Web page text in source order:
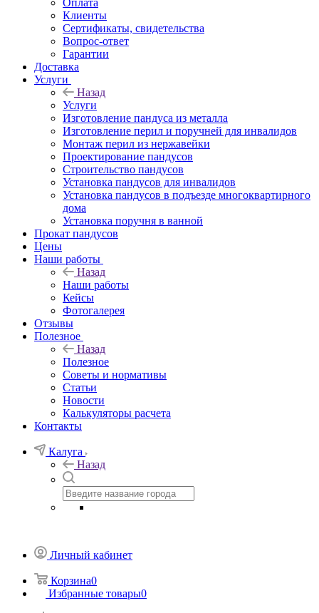
Оплата
Клиенты
Сертификаты, свидетельства
Вопрос-ответ
Гарантии
Доставка
Услуги
Назад
Услуги
Изготовление пандуса из металла
Изготовление перил и поручней для инвалидов
Монтаж перил из нержавейки
Проектирование пандусов
Строительство пандусов
Установка пандусов для инвалидов
Установка пандусов в подъезде многоквартирного
дома
Установка поручня в ванной
Прокат пандусов
Цены
Наши работы
Назад
Наши работы
Кейсы
Фотогалерея
Отзывы
Полезное
Назад
Полезное
Советы и нормативы
Статьи
Новости
Калькуляторы расчета
Контакты
Калуга
Назад
Личный кабинет
Корзина0
Избранные товары0